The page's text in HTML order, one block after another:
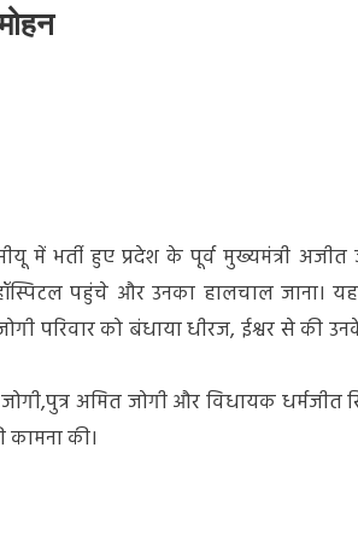
भर्ती हुए प्रदेश के पूर्व मुख्यमंत्री अजीत
पहुंचे और उनका हालचाल जाना।
परिवार को बंधाया धीरज, ईश्वर से की
अमित जोगी और विधायक
कामना की।